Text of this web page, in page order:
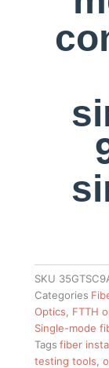
SKU
Categories
Optics
FTTH
Single-mode
Tags fiber
testing tools ,